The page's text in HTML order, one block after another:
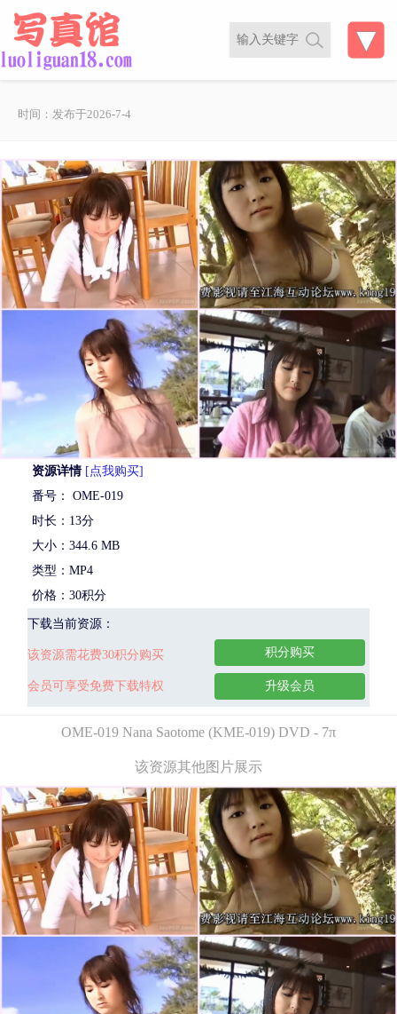
时间：发布于2026-7-4
资源详情 [点我购买]
番号： OME-019
时长：13分
大小：344.6 MB
类型：MP4
价格：30积分
下载当前资源：
该资源需花费30积分购买
会员可享受免费下载特权
积分购买
升级会员
OME-019 Nana Saotome (KME-019) DVD - 7π
该资源其他图片展示